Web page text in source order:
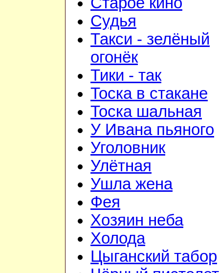
Судья
Такси - зелёный
огонёк
Тики - так
Тоска в стакане
Тоска шальная
У Ивана пьяного
Уголовник
Улётная
Ушла жена
Фея
Хозяин неба
Холода
Цыганский табор